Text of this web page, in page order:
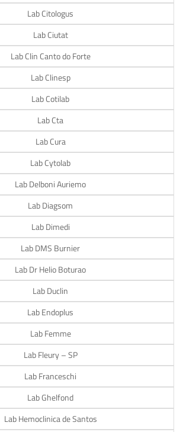
Lab Citologus
Lab Ciutat
Lab Clin Canto do Forte
Lab Clinesp
Lab Cotilab
Lab Cta
Lab Cura
Lab Cytolab
Lab Delboni Auriemo
Lab Diagsom
Lab Dimedi
Lab DMS Burnier
Lab Dr Helio Boturao
Lab Duclin
Lab Endoplus
Lab Femme
Lab Fleury – SP
Lab Franceschi
Lab Ghelfond
Lab Hemoclinica de Santos